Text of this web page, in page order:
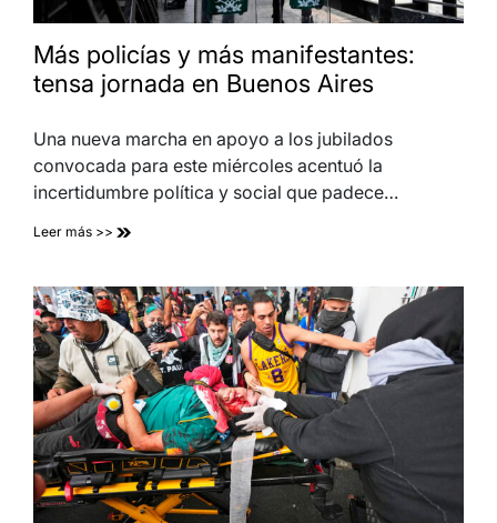
Más policías y más manifestantes:
tensa jornada en Buenos Aires
Una nueva marcha en apoyo a los jubilados
convocada para este miércoles acentuó la
incertidumbre política y social que padece…
Leer más >>